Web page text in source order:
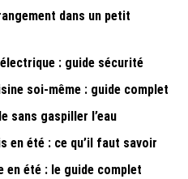
dans un petit
: guide sécurité
soi-même : guide complet
sans gaspiller l’eau
en été : ce qu’il faut savoir
en été : le guide complet